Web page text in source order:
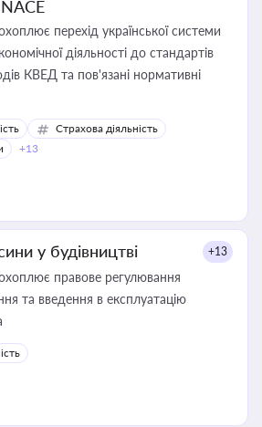
перехід української системи
діяльності до стандартів
КВЕД та пов'язані нормативні
Страхова діяльність
+13
у будівництві +13
правове регулювання
та введення в експлуатацію